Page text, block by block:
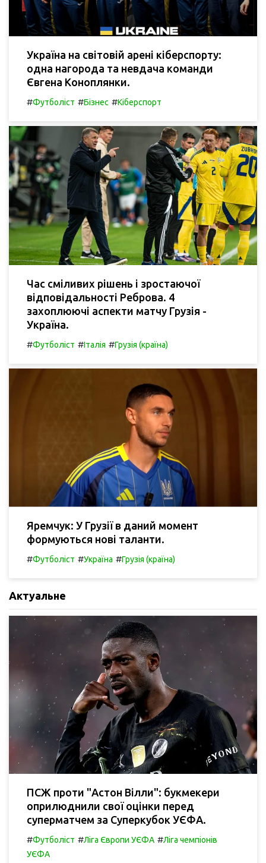
Україна на світовій арені кіберспорту:
одна нагорода та невдача команди
Євгена Коноплянки.
#Футболіст #Бізнес #Кіберспорт
Час сміливих рішень і зростаючої
відповідальності Реброва. 4
захоплюючі аспекти матчу Грузія -
Україна.
#Футболіст #Італія #Грузія (країна)
Яремчук: У Грузії в даний момент
формуються нові таланти.
#Футболіст #Україна #Грузія (країна)
Актуальне
ПСЖ проти "Астон Вілли": букмекери
оприлюднили свої оцінки перед
суперматчем за Суперкубок УЄФА.
#Футболіст #Ліга Європи УЄФА #Ліга чемпіонів
УЄФА